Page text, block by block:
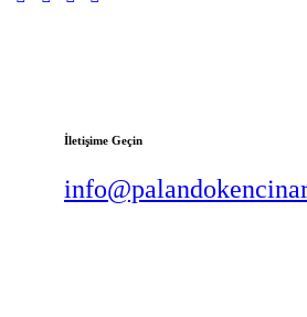
İletişime Geçin